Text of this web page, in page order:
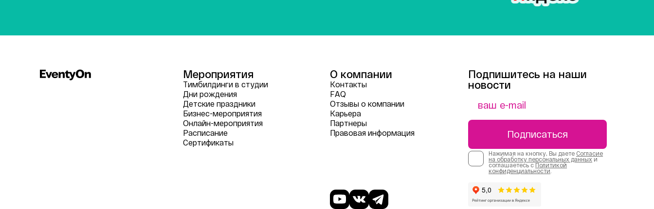
Мероприятия
Тимбилдинги в студии
Дни рождения
Детские праздники
Бизнес-мероприятия
Онлайн-мероприятия
Расписание
Сертификаты
О компании
Контакты
FAQ
Отзывы о компании
Карьера
Партнеры
Правовая информация
Подпишитесь на наши
новости
Подписаться
Нажимая на кнопку, Вы даете Согласие
на обработку персональных данных и
соглашаетесь с Политикой
конфиденциальности.